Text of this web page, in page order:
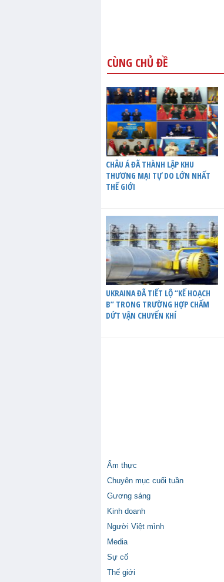
CÙNG CHỦ ĐỀ
CHÂU Á ĐÃ THÀNH LẬP KHU
THƯƠNG MẠI TỰ DO LỚN NHẤT
THẾ GIỚI
UKRAINA ĐÃ TIẾT LỘ “KẾ HOẠCH
B” TRONG TRƯỜNG HỢP CHẤM
DỨT VẬN CHUYỂN KHÍ
Ẩm thực
Chuyên mục cuối tuần
Gương sáng
Kinh doanh
Người Việt mình
Media
Sự cố
Thế giới